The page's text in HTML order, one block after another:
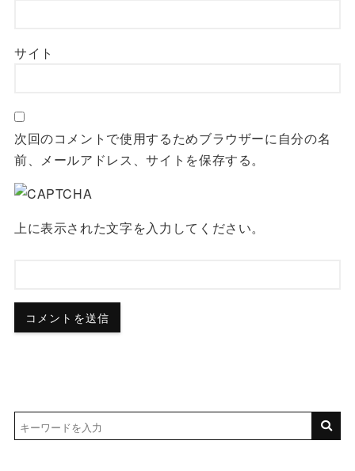
サイト
次回のコメントで使用するためブラウザーに自分の名
前、メールアドレス、サイトを保存する。
上に表示された文字を入力してください。